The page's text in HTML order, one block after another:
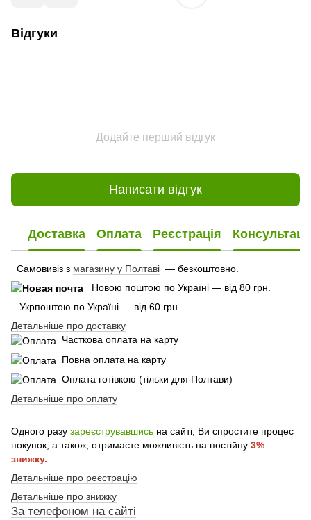
Відгуки
Додайте перший відгук
Написати відгук
Доставка Оплата Реєстрація
Самовивіз з магазину у Полтаві — безкоштовно.
Новою поштою по Україні — від 80 грн.
Укрпоштою по Україні — від 60 грн.
Детальніше про доставку
Часткова оплата на карту
Повна оплата на карту
Оплата готівкою (тільки для Полтави)
Детальніше про оплату
Одного разу зареєструвавшись на сайті, Ви спростите процес
покупок, а також, отримаєте можливість на постійну 3%
знижку.
Детальніше про реєстрацію
Детальніше про знижку
За телефоном на сайті